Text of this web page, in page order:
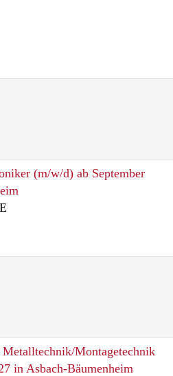
(m/w/d) ab September
Montagetechnik
in Asbach-Bäumenheim